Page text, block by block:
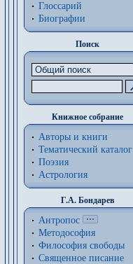
Глоссарий
Биографии
Поиск
Книжное собрание
Авторы и книги
Тематический каталог
Поэзия
Астрология
Г.А. Бондарев
Антропос
Методософия
Философия cвободы
Священное писание